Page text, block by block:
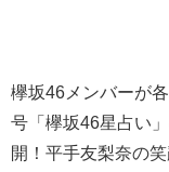
欅坂46メンバーが
号「欅坂46星占い
開！平手友梨奈の